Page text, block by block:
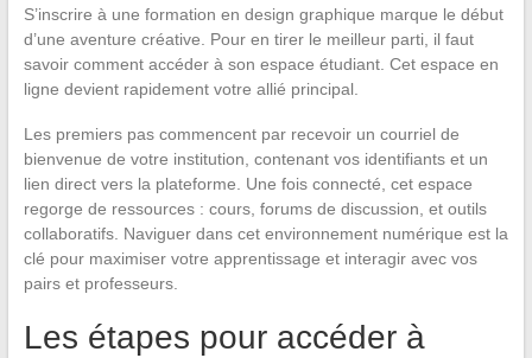
S’inscrire à une formation en design graphique marque le début
d’une aventure créative. Pour en tirer le meilleur parti, il faut
savoir comment accéder à son espace étudiant. Cet espace en
ligne devient rapidement votre allié principal.
Les premiers pas commencent par recevoir un courriel de
bienvenue de votre institution, contenant vos identifiants et un
lien direct vers la plateforme. Une fois connecté, cet espace
regorge de ressources : cours, forums de discussion, et outils
collaboratifs. Naviguer dans cet environnement numérique est la
clé pour maximiser votre apprentissage et interagir avec vos
pairs et professeurs.
Les étapes pour accéder à